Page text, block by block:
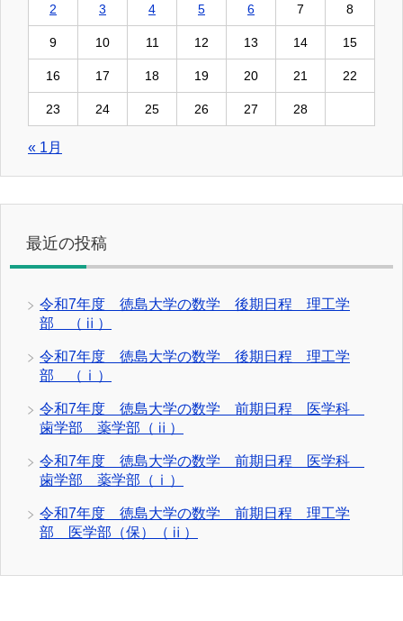
2 3 4 5 6 7 8
9 10 11 12 13 14 15
16 17 18 19 20 21 22
23 24 25 26 27 28
« 1月
最近の投稿
令和7年度 徳島大学の数学 後期日程 理工学
部 （ⅱ）
令和7年度 徳島大学の数学 後期日程 理工学
部 （ⅰ）
令和7年度 徳島大学の数学 前期日程 医学科
歯学部 薬学部（ⅱ）
令和7年度 徳島大学の数学 前期日程 医学科
歯学部 薬学部（ⅰ）
令和7年度 徳島大学の数学 前期日程 理工学
部 医学部（保）（ⅱ）